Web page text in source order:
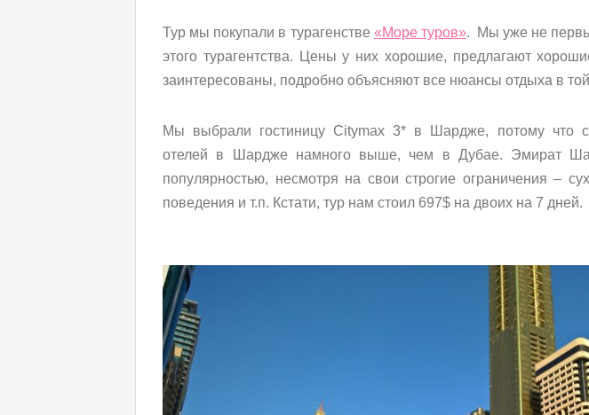
Тур мы покупали в турагенстве «Море туров». Мы уже не
этого турагентства. Цены у них хорошие, предлагают
заинтересованы, подробно объясняют все нюансы отдыха в
Мы выбрали гостиницу Citymax 3* в Шардже, потому что
отелей в Шардже намного выше, чем в Дубае. Эмират
популярностью, несмотря на свои строгие ограничения –
поведения и т.п. Кстати, тур нам стоил 697$ на двоих на 7 дней.